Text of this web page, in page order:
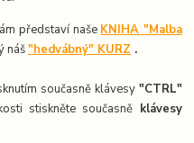
představí naše KNIHA "Malba
náš"hedvábný" KURZ .
současně klávesy "CTRL"
stiskněte současněklávesy